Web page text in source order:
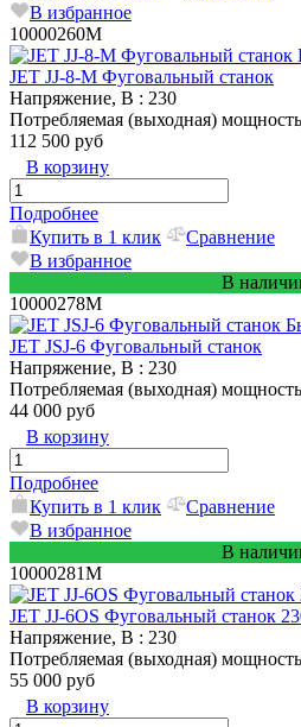
В избранное
10000260M
JET JJ-8-M Фуговальный станок
Напряжение, В : 230
Потребляемая (выходная)
112 500 руб
В корзину
Подробнее
Купить в 1 клик
Сравнение
В избранное
В
10000278M
JET JSJ-6 Фуговальный станок
Напряжение, В : 230
Потребляемая (выходная)
44 000 руб
В корзину
Подробнее
Купить в 1 клик
Сравнение
В избранное
В
10000281M
JET JJ-6OS Фуговальный станок
Напряжение, В : 230
Потребляемая (выходная)
55 000 руб
В корзину